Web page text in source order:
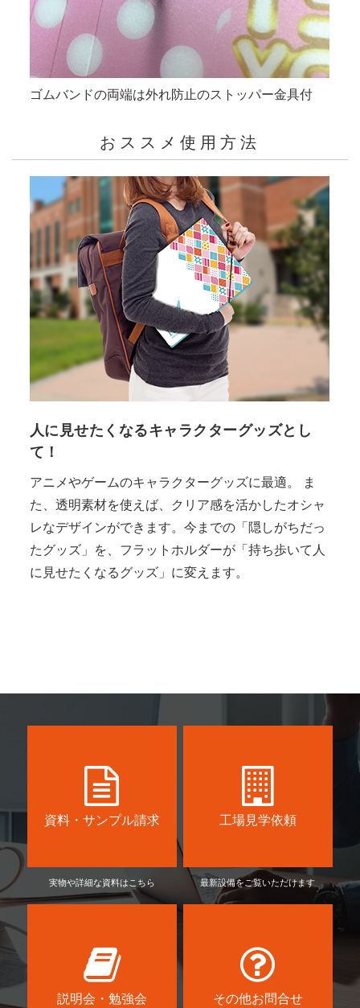
ゴムバンドの両端は外れ防止のストッパー金具付
おススメ使用方法
人に見せたくなるキャラクターグッズとし
て！
アニメやゲームのキャラクターグッズに最適。
ま
た、透明素材を使えば、クリア感を活かしたオシャ
レなデザインができます。今までの「隠しがちだっ
たグッズ」を、フラットホルダーが「持ち歩いて人
に見せたくなるグッズ」に変えます。
資料・サンプル請求
実物や詳細な資料はこちら
工場見学依頼
最新設備をご覧いただけます
説明会・勉強会 その他お問合せ